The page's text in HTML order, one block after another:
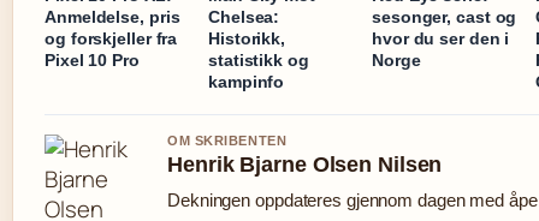
Anmeldelse, pris
og forskjeller fra
Pixel 10 Pro
Chelsea:
Historikk,
statistikk og
kampinfo
sesonger, cast og
hvor du ser den i
Norge
OM SKRIBENTEN
Henrik Bjarne Olsen Nilsen
Dekningen oppdateres gjennom dagen med